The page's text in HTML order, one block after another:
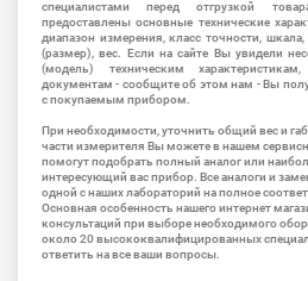
специалистами перед отгрузкой
предоставлены основные технические
диапазон измерения, класс точности,
(размер), вес. Если на сайте Вы увидели
(модель) техническим
документам - сообщите об этом нам - Вы
с покупаемым прибором.
При необходимости, уточнить общий вес и
части измерителя Вы можете в нашем
помогут подобрать полный аналог или
интересующий вас прибор. Все аналоги и
одной с наших лабораторий на полное
Основная особенность нашего интернет
консультаций при выборе необходимого
около 20 высококвалифицированных
ответить на все ваши вопросы.